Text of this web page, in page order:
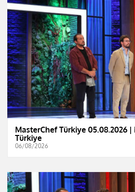
MasterChef Türkiye 05.08.2026
Türkiye
06/08/2026